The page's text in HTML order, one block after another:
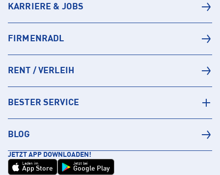
KARRIERE & JOBS
FIRMENRADL
RENT / VERLEIH
BESTER SERVICE
BLOG
JETZT APP DOWNLOADEN!
Laden im
App Store
Jetzt bei
Google Play